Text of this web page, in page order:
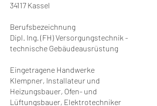
34117 Kassel
Berufsbezeichnung
Dipl. Ing. (FH) Versorgungstechnik -
technische Gebäudeausrüstung
Eingetragene Handwerke
Klempner, Installateur und
Heizungsbauer, Ofen- und
Lüftungsbauer, Elektrotechniker